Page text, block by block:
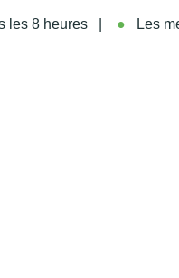
les 8 heures | ● Les